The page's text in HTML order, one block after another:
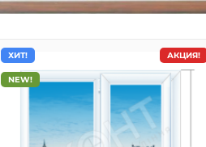
АКЦИЯ!
ХИТ!
NEW!